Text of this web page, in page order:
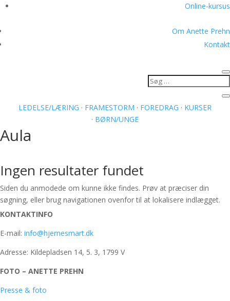
Online-kursus
Om Anette Prehn
Kontakt
LEDELSE/LÆRING · FRAMESTORM · FOREDRAG · KURSER
· BØRN/UNGE
Aula
Ingen resultater fundet
Siden du anmodede om kunne ikke findes. Prøv at præciser din
søgning, eller brug navigationen ovenfor til at lokalisere indlægget.
KONTAKTINFO
E-mail: info@hjernesmart.dk
Adresse: Kildepladsen 14, 5. 3, 1799 V
FOTO – ANETTE PREHN
Presse & foto